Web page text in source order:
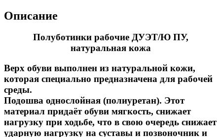
Описание
Полуботинки рабочие ДУЭТ/Ю ПУ,
натуральная кожа
Верх обуви выполнен из натуральной кожи,
которая специально предназначена для рабочей
среды.
Подошва однослойная (полиуретан). Этот
материал придаёт обуви мягкость, снижает
нагрузку при ходьбе, что в свою очередь снижает
ударную нагрузку на суставы и позвоночник и